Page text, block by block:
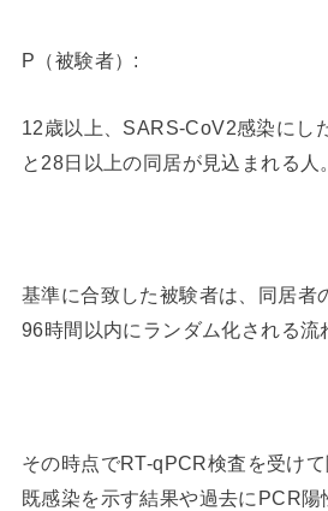
P（被験者）:
12歳以上、SARS-CoV2感染にし
と28日以上の同居が見込まれる人。
基準に合致した被験者は、同居者
96時間以内にランダム化される流
その時点でRT-qPCR検査を受け
既感染を示す結果や過去にPCR陽